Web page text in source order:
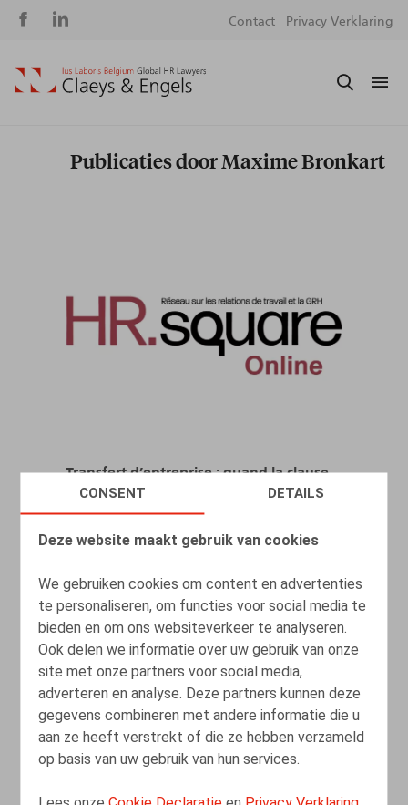
CONSENT DETAILS
Deze website maakt gebruik van cookies
We gebruiken cookies om content en advertenties
te personaliseren, om functies voor social media te
bieden en om ons websiteverkeer te analyseren.
Ook delen we informatie over uw gebruik van onze
site met onze partners voor social media,
adverteren en analyse. Deze partners kunnen deze
gegevens combineren met andere informatie die u
aan ze heeft verstrekt of die ze hebben verzameld
op basis van uw gebruik van hun services.
Social
Contact Privacy Verklaring
Publicaties door Maxime Bronkart
Transfert d’entreprise : quand la clause
résolutoire fait renaître les obligations
de l’ancien employeur
LEES MEER